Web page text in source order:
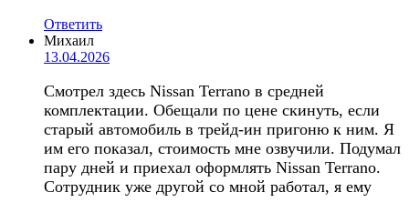
Ответить
Михаил
13.04.2026
Смотрел здесь Nissan Terrano в средней
комплектации. Обещали по цене скинуть, если
старый автомобиль в трейд-ин пригоню к ним. Я
им его показал, стоимость мне озвучили. Подумал
пару дней и приехал оформлять Nissan Terrano.
Сотрудник уже другой со мной работал, я ему